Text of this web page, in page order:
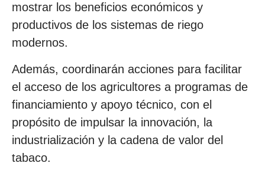
mostrar los beneficios económicos y
productivos de los sistemas de riego
modernos.
Además, coordinarán acciones para facilitar
el acceso de los agricultores a programas de
financiamiento y apoyo técnico, con el
propósito de impulsar la innovación, la
industrialización y la cadena de valor del
tabaco.